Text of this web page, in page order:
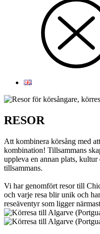
RESOR
Att kombinera körsång med
kombination! Tillsammans
uppleva en annan plats,
tillsammans.
Vi har genomfört resor till
och varje resa blir unik och
reseäventyr som ligger